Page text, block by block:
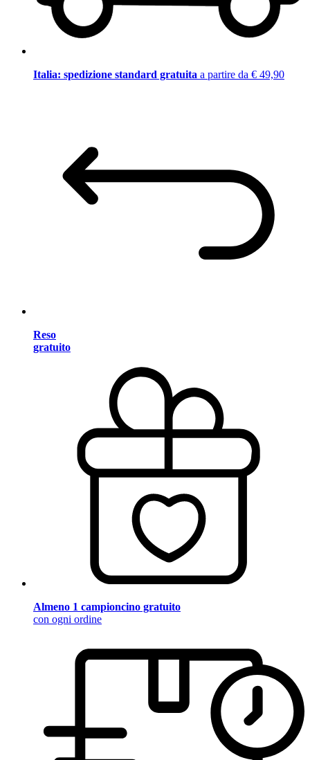
Italia: spedizione standard gratuita a partire da € 49,90
Reso
gratuito
Almeno 1 campioncino gratuito
con ogni ordine